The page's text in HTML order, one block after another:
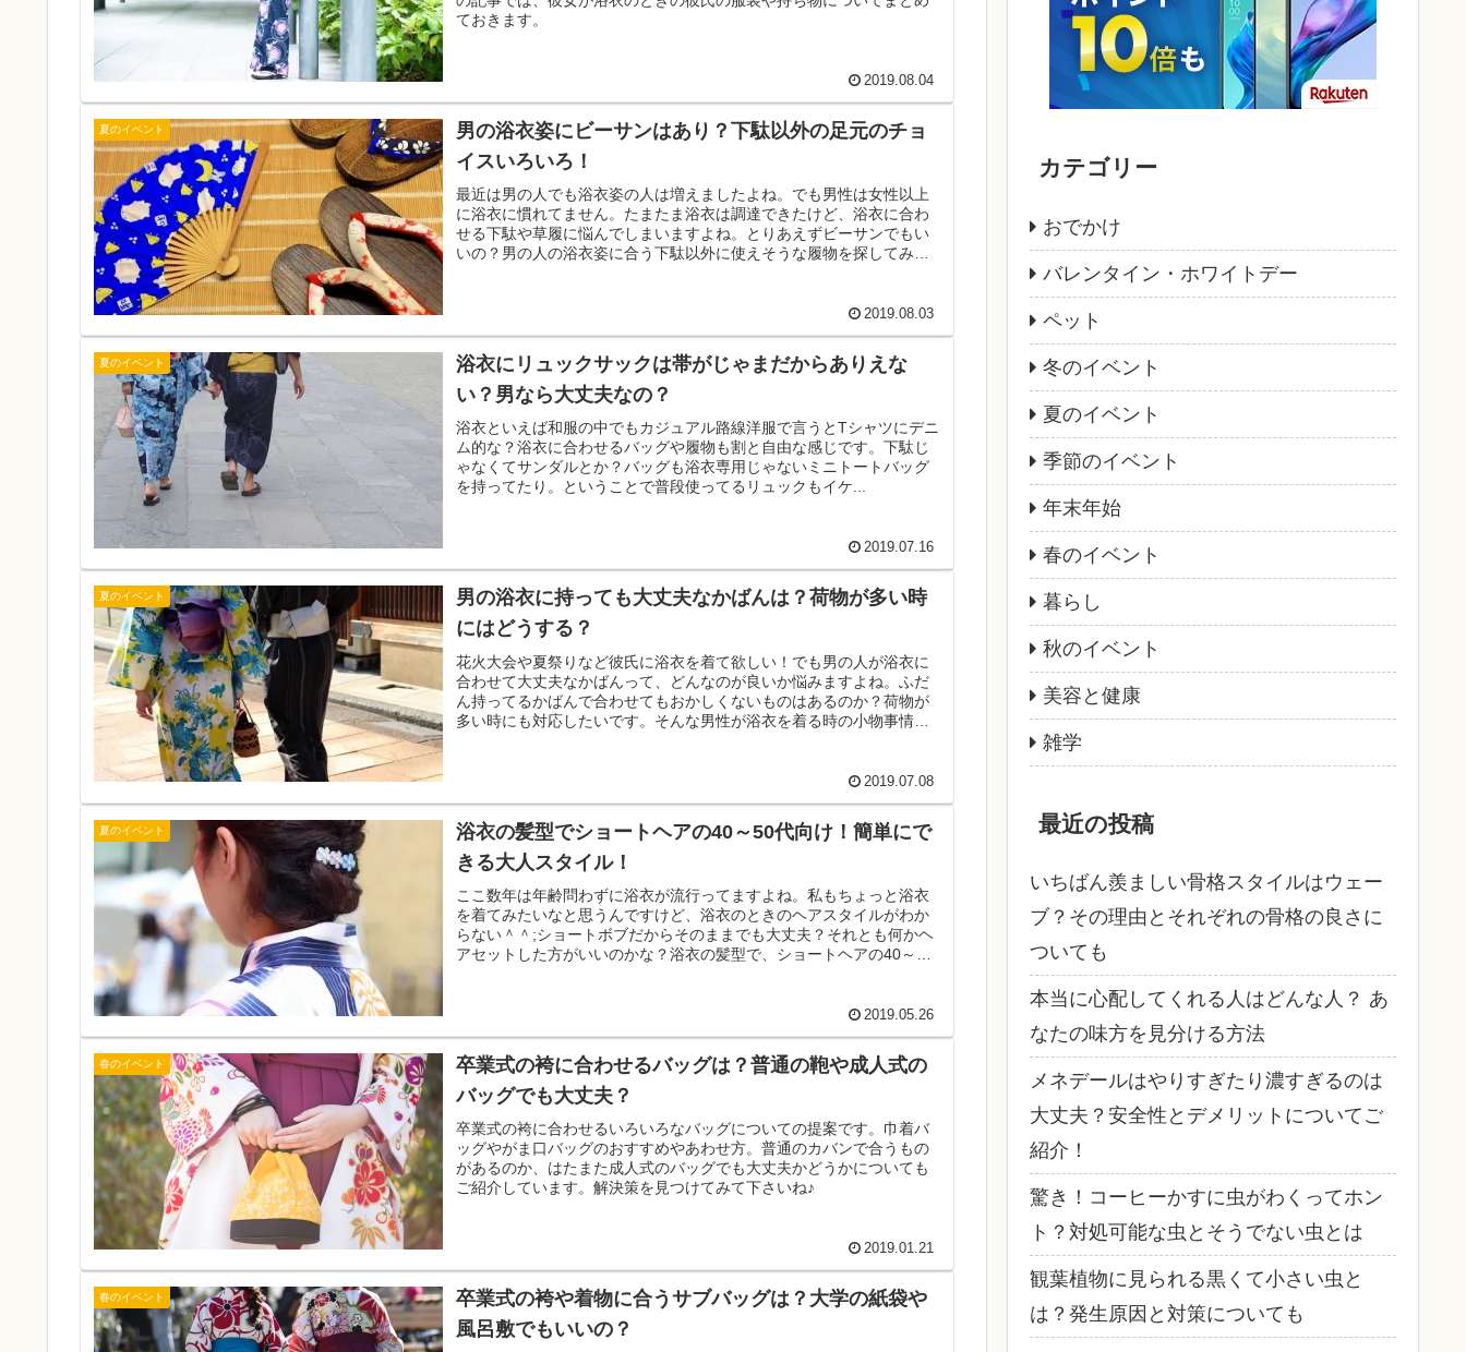
ておきます。
2019.08.04
夏のイベント
男の浴衣姿にビーサンはあり？下駄以外の足元のチョ
イスいろいろ！
最近は男の人でも浴衣姿の人は増えましたよね。でも男性は女性以上
に浴衣に慣れてません。たまたま浴衣は調達できたけど、浴衣に合わ
せる下駄や草履に悩んでしまいますよね。とりあえずビーサンでもい
いの？男の人の浴衣姿に合う下駄以外に使えそうな履物を探してみま
2019.08.03
夏のイベント
浴衣にリュックサックは帯がじゃまだからありえな
い？男なら大丈夫なの？
浴衣といえば和服の中でもカジュアル路線洋服で言うとTシャツにデニ
ム的な？浴衣に合わせるバッグや履物も割と自由な感じです。下駄じ
ゃなくてサンダルとか？バッグも浴衣専用じゃないミニトートバッグ
を持ってたり。ということで普段使ってるリュックもイケ...
2019.07.16
夏のイベント
男の浴衣に持っても大丈夫なかばんは？荷物が多い時
にはどうする？
花火大会や夏祭りなど彼氏に浴衣を着て欲しい！でも男の人が浴衣に
合わせて大丈夫なかばんって、どんなのが良いか悩みますよね。ふだ
ん持ってるかばんで合わせてもおかしくないものはあるのか？荷物が
多い時にも対応したいです。そんな男性が浴衣を着る時の小物事情を
2019.07.08
夏のイベント
浴衣の髪型でショートヘアの40～50代向け！簡単にで
きる大人スタイル！
ここ数年は年齢問わずに浴衣が流行ってますよね。私もちょっと浴衣
を着てみたいなと思うんですけど、浴衣のときのヘアスタイルがわか
らない＾＾;ショートボブだからそのままでも大丈夫？それとも何かヘ
アセットした方がいいのかな？浴衣の髪型で、ショートヘアの40～50
2019.05.26
春のイベント
卒業式の袴に合わせるバッグは？普通の鞄や成人式の
バッグでも大丈夫？
卒業式の袴に合わせるいろいろなバッグについての提案です。巾着バ
ッグやがま口バッグのおすすめやあわせ方。普通のカバンで合うもの
があるのか、はたまた成人式のバッグでも大丈夫かどうかについても
ご紹介しています。解決策を見つけてみて下さいね♪
2019.01.21
春のイベント
卒業式の袴や着物に合うサブバッグは？大学の紙袋や
風呂敷でもいいの？
カテゴリー
おでかけ
バレンタイン・ホワイトデー
ペット
冬のイベント
夏のイベント
季節のイベント
年末年始
春のイベント
暮らし
秋のイベント
美容と健康
雑学
最近の投稿
いちばん羨ましい骨格スタイルはウェー
ブ？その理由とそれぞれの骨格の良さに
ついても
本当に心配してくれる人はどんな人？ あ
なたの味方を見分ける方法
メネデールはやりすぎたり濃すぎるのは
大丈夫？安全性とデメリットについてご
紹介！
驚き！コーヒーかすに虫がわくってホン
ト？対処可能な虫とそうでない虫とは
観葉植物に見られる黒くて小さい虫と
は？発生原因と対策についても